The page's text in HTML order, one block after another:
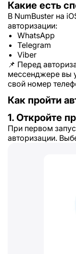
Какие есть
В NumBuster на
авторизации:
WhatsApp
Telegram
Viber
📌 Перед
мессенджере вы
свой номер
Как пройти
1. Откройте
При первом
авторизации.